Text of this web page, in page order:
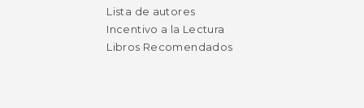
Lista de autores
Incentivo a la Lectura
Libros Recomendados